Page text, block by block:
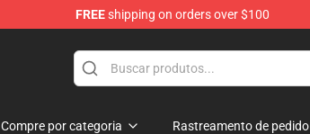
FREEshipping on orders over $100
Compre por categoria Rastreamento de pedido